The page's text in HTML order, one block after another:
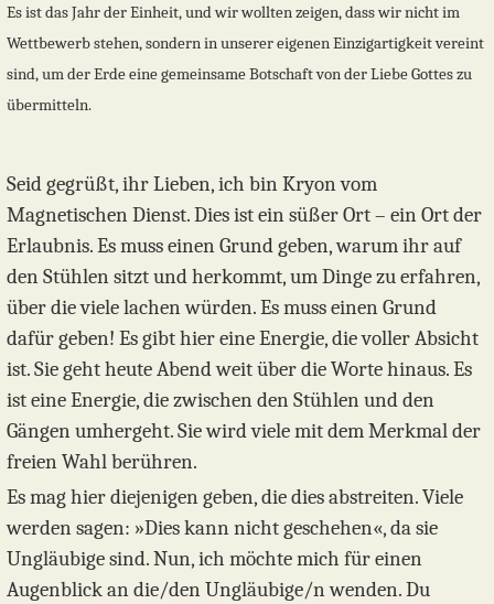
Es ist das Jahr der Einheit, und wir wollten zeigen, dass wir nicht im
Wettbewerb stehen, sondern in unserer eigenen Einzigartigkeit vereint
sind, um der Erde eine gemeinsame Botschaft von der Liebe Gottes zu
übermitteln.
Seid gegrüßt, ihr Lieben, ich bin Kryon vom
Magnetischen Dienst. Dies ist ein süßer Ort – ein Ort der
Erlaubnis. Es muss einen Grund geben, warum ihr auf
den Stühlen sitzt und herkommt, um Dinge zu erfahren,
über die viele lachen würden. Es muss einen Grund
dafür geben! Es gibt hier eine Energie, die voller Absicht
ist. Sie geht heute Abend weit über die Worte hinaus. Es
ist eine Energie, die zwischen den Stühlen und den
Gängen umhergeht. Sie wird viele mit dem Merkmal der
freien Wahl berühren.
Es mag hier diejenigen geben, die dies abstreiten. Viele
werden sagen: »Dies kann nicht geschehen«, da sie
Ungläubige sind. Nun, ich möchte mich für einen
Augenblick an die/den Ungläubige/n wenden. Du